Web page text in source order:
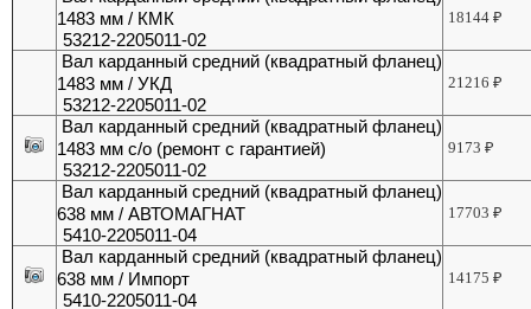
1483 мм / КМК
53212-2205011-02
18144₽
Вал карданный средний (квадратный фланец)
1483 мм / УКД
53212-2205011-02
21216₽
Вал карданный средний (квадратный фланец)
1483 мм с/о (ремонт с гарантией)
53212-2205011-02
9173₽
Вал карданный средний (квадратный фланец)
638 мм / АВТОМАГНАТ
5410-2205011-04
17703₽
Вал карданный средний (квадратный фланец)
638 мм / Импорт
5410-2205011-04
14175₽